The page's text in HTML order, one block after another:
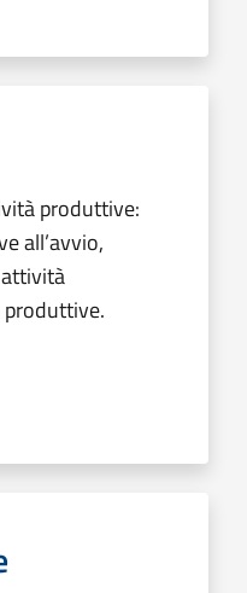
produttive:
all’avvio,